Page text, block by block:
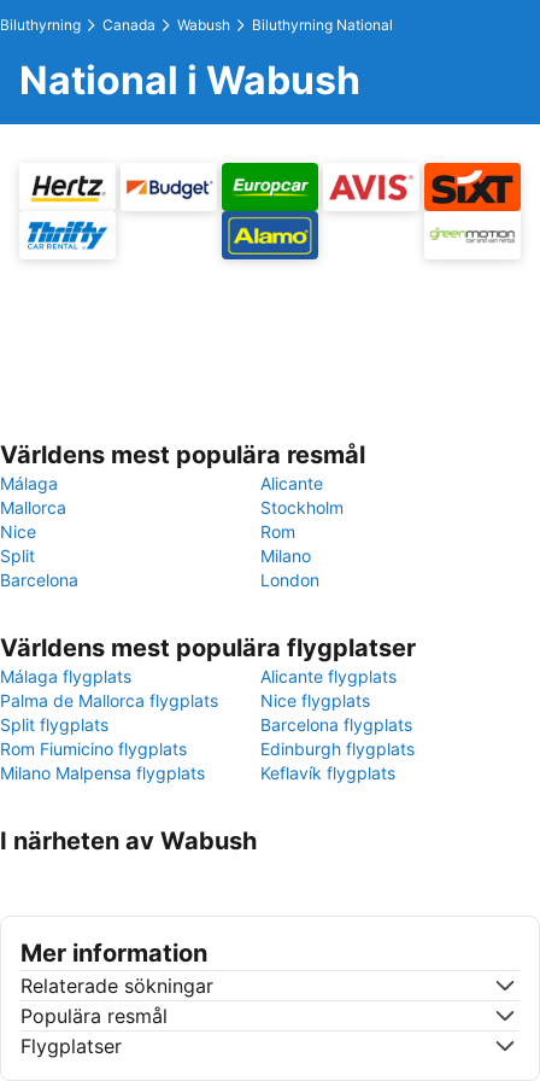
Biluthyrning Canada Wabush Biluthyrning National
National i Wabush
Världens mest populära resmål
Málaga
Alicante
Mallorca
Stockholm
Nice
Rom
Split
Milano
Barcelona
London
Världens mest populära flygplatser
Málaga flygplats
Alicante flygplats
Palma de Mallorca flygplats
Nice flygplats
Split flygplats
Barcelona flygplats
Rom Fiumicino flygplats
Edinburgh flygplats
Milano Malpensa flygplats
Keflavík flygplats
I närheten av Wabush
Mer information
Relaterade sökningar
Populära resmål
Flygplatser